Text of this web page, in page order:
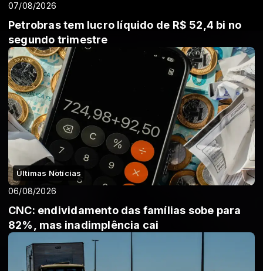
07/08/2026
Petrobras tem lucro líquido de R$ 52,4 bi no
segundo trimestre
Últimas Notícias
06/08/2026
CNC: endividamento das famílias sobe para
82%, mas inadimplência cai